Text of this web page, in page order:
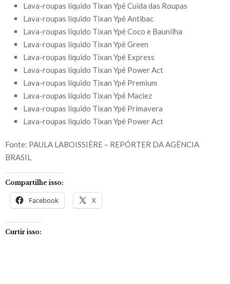
Lava-roupas líquido Tixan Ypê Cuida das Roupas
Lava-roupas líquido Tixan Ypê Antibac
Lava-roupas líquido Tixan Ypê Coco e Baunilha
Lava-roupas líquido Tixan Ypê Green
Lava-roupas líquido Tixan Ypê Express
Lava-roupas líquido Tixan Ypê Power Act
Lava-roupas líquido Tixan Ypê Premium
Lava-roupas líquido Tixan Ypê Maciez
Lava-roupas líquido Tixan Ypê Primavera
Lava-roupas líquido Tixan Ypê Power Act
Fonte: PAULA LABOISSIÈRE – REPÓRTER DA AGÊNCIA
BRASIL
Compartilhe isso:
Facebook X
Curtir isso: